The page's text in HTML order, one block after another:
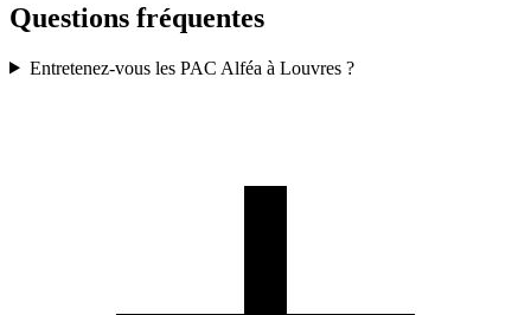
Questions fréquentes
Entretenez-vous les PAC Alféa à Louvres ?